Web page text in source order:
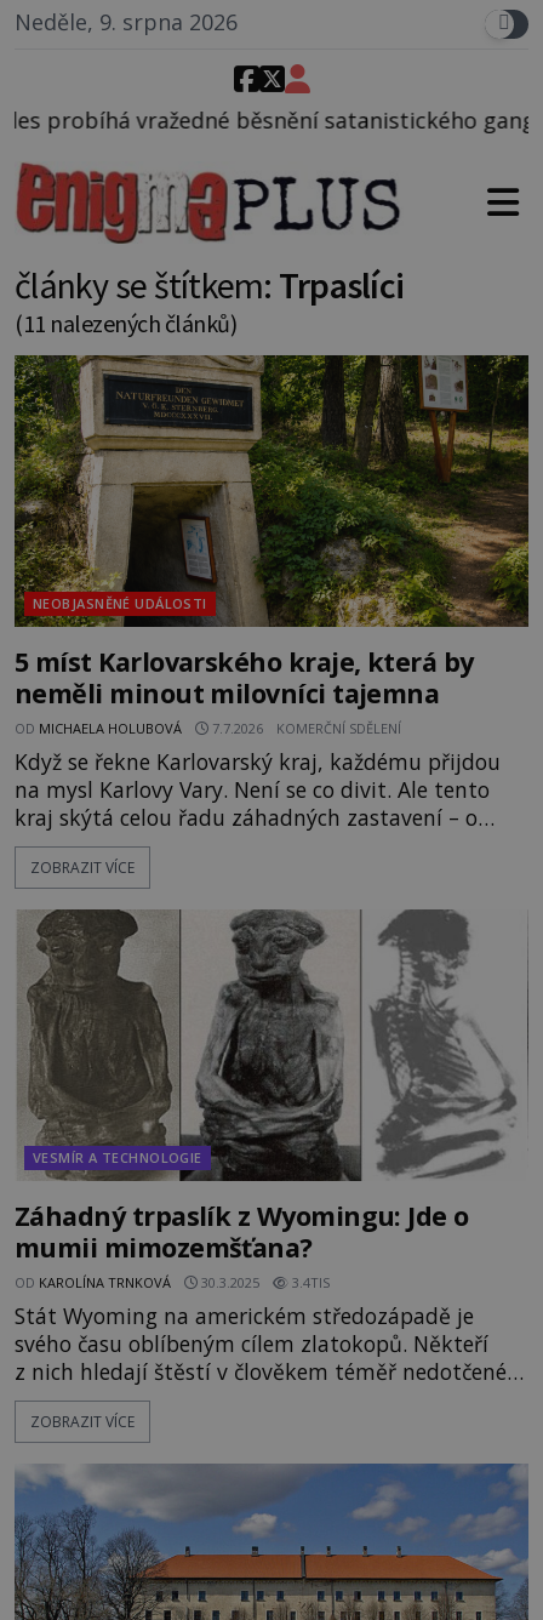
Neděle, 9. srpna 2026
satanistického gangu vedeného Charlesem
články se štítkem: Trpaslíci
(11 nalezených článků)
NEOBJASNĚNÉ UDÁLOSTI
5 míst Karlovarského kraje, která by
neměli minout milovníci tajemna
OD MICHAELA HOLUBOVÁ 7.7.2026 KOMERČNÍ SDĚLENÍ
Když se řekne Karlovarský kraj, každému přijdou
na mysl Karlovy Vary. Není se co divit. Ale tento
kraj skýtá celou řadu záhadných zastavení – o
některých z nich jste možná ani neslyšeli! Co třeba
Komorní hůrka? Jde o jednu z nejmladších
Samozřejmě neaktivní. Miloval to tady Goethe a
právě on prosadil průzkumn
ZOBRAZIT VÍCE
VESMÍR A TECHNOLOGIE
Záhadný trpaslík z Wyomingu: Jde o
mumii mimozemšťana?
OD KAROLÍNA TRNKOVÁ 30.3.2025 3.4TIS
Stát Wyoming na americkém středozápadě je
svého času oblíbeným cílem zlatokopů. Někteří
z nich hledají štěstí v člověkem téměř nedotčeném
pohoří San Pedro. Kamenité hory v sobě ukrývají
nespočet dutin a malých či velkých chodeb
nejzajímavějším, co se v horách skrývá, je až do
roku 1932 zlato. Jenže pak, v říjnu toho roku, na
úpatí San Pedro dorazí dva z
ZOBRAZIT VÍCE